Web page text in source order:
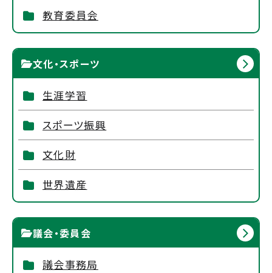
教育委員会
文化・スポーツ
生涯学習
スポーツ振興
文化財
世界遺産
議会・委員会
議会事務局